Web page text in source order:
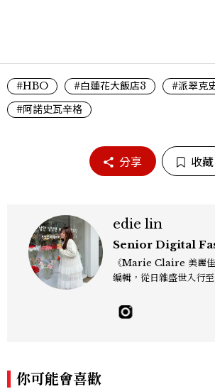
#HBO #白蓮花大飯店3
#派翠克
#阿諾史瓦辛格
分享 收藏
edie lin
Senior Digital
《Marie Claire 美麗佳
編輯，從日雜盛世入行
研究，還有點天秤座一
美感本能，更擅長把流
你可能會喜歡